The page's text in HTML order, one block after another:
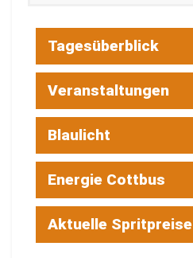
Tagesüberblick
Veranstaltungen
Blaulicht
Energie Cottbus
Aktuelle Spritpreise